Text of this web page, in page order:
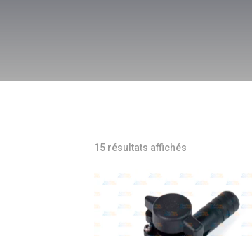
15 résultats affichés